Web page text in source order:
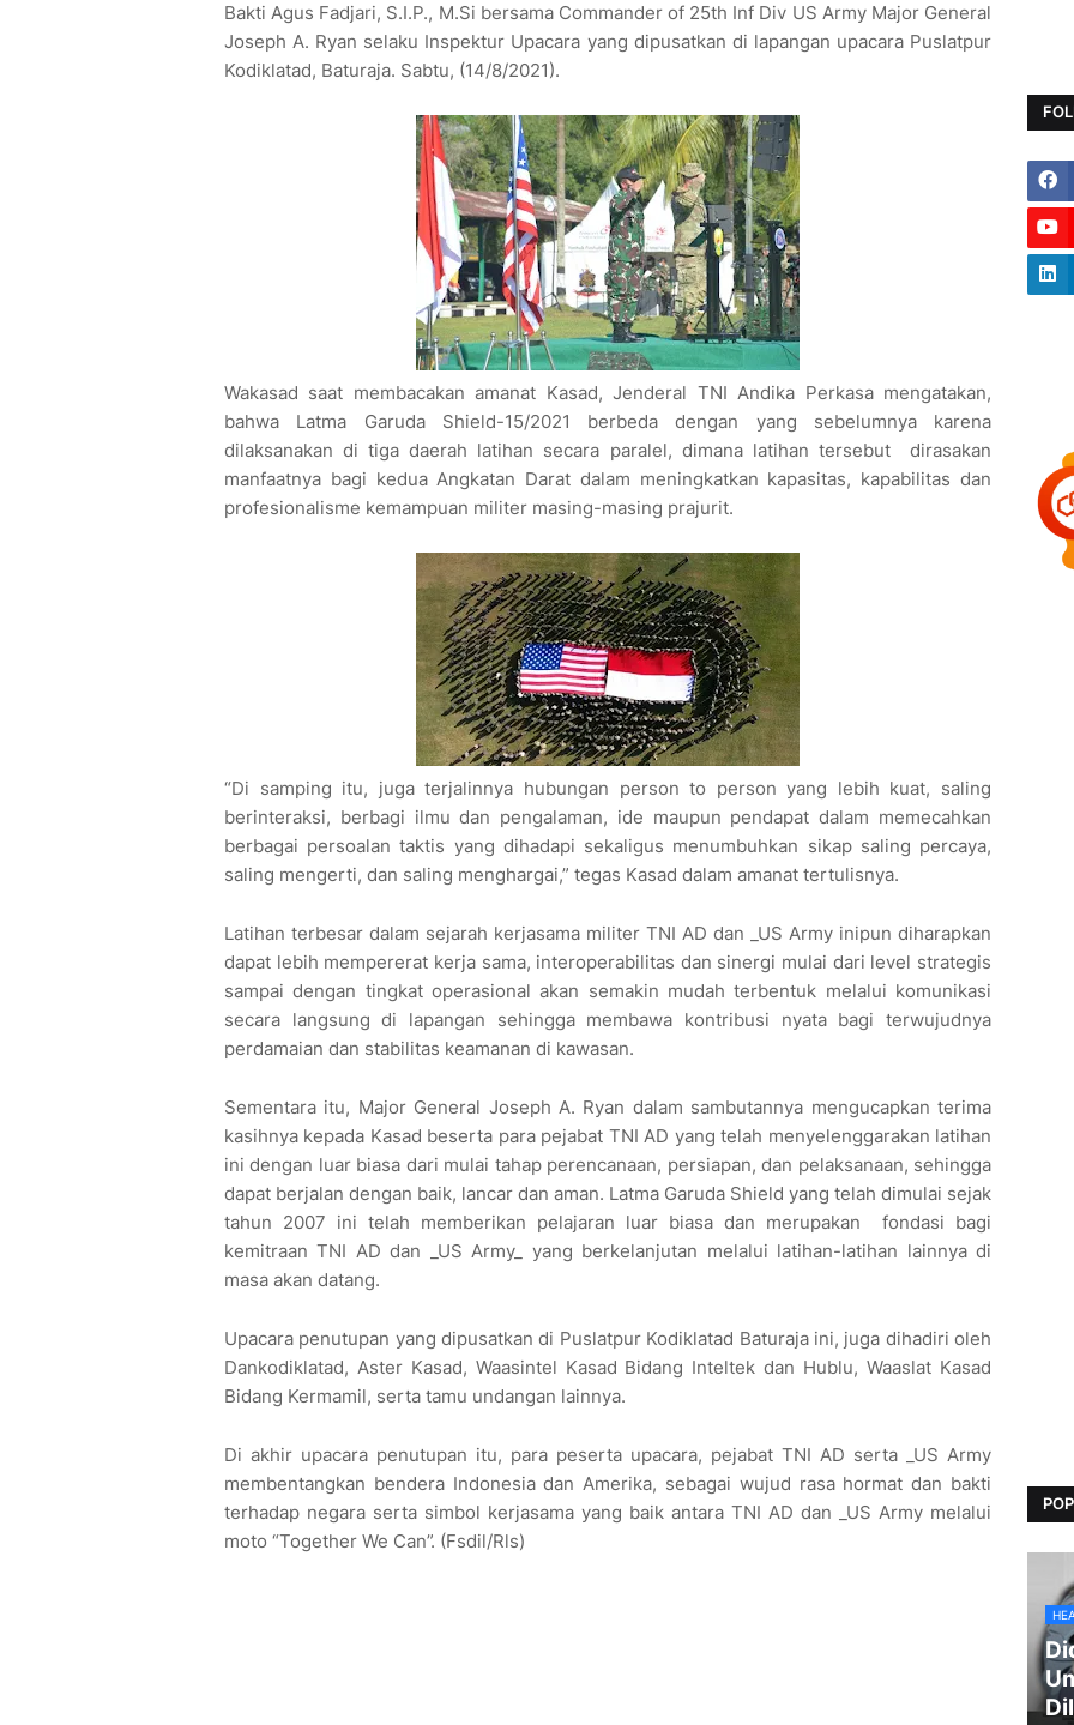
Bakti Agus Fadjari, S.I.P., M.Si bersama Commander of 25th Inf Div US Army Major General
Joseph A. Ryan selaku Inspektur Upacara yang dipusatkan di lapangan upacara Puslatpur
Kodiklatad, Baturaja. Sabtu, (14/8/2021).
Wakasad saat membacakan amanat Kasad, Jenderal TNI Andika Perkasa mengatakan,
bahwa Latma Garuda Shield-15/2021 berbeda dengan yang sebelumnya karena
dilaksanakan di tiga daerah latihan secara paralel, dimana latihan tersebut dirasakan
manfaatnya bagi kedua Angkatan Darat dalam meningkatkan kapasitas, kapabilitas dan
profesionalisme kemampuan militer masing-masing prajurit.
“Di samping itu, juga terjalinnya hubungan person to person yang lebih kuat, saling
berinteraksi, berbagi ilmu dan pengalaman, ide maupun pendapat dalam memecahkan
berbagai persoalan taktis yang dihadapi sekaligus menumbuhkan sikap saling percaya,
saling mengerti, dan saling menghargai,” tegas Kasad dalam amanat tertulisnya.
Latihan terbesar dalam sejarah kerjasama militer TNI AD dan _US Army inipun diharapkan
dapat lebih mempererat kerja sama, interoperabilitas dan sinergi mulai dari level strategis
sampai dengan tingkat operasional akan semakin mudah terbentuk melalui komunikasi
secara langsung di lapangan sehingga membawa kontribusi nyata bagi terwujudnya
perdamaian dan stabilitas keamanan di kawasan.
Sementara itu, Major General Joseph A. Ryan dalam sambutannya mengucapkan terima
kasihnya kepada Kasad beserta para pejabat TNI AD yang telah menyelenggarakan latihan
ini dengan luar biasa dari mulai tahap perencanaan, persiapan, dan pelaksanaan, sehingga
dapat berjalan dengan baik, lancar dan aman. Latma Garuda Shield yang telah dimulai sejak
tahun 2007 ini telah memberikan pelajaran luar biasa dan merupakan fondasi bagi
kemitraan TNI AD dan _US Army_ yang berkelanjutan melalui latihan-latihan lainnya di
masa akan datang.
Upacara penutupan yang dipusatkan di Puslatpur Kodiklatad Baturaja ini, juga dihadiri oleh
Dankodiklatad, Aster Kasad, Waasintel Kasad Bidang Inteltek dan Hublu, Waaslat Kasad
Bidang Kermamil, serta tamu undangan lainnya.
Di akhir upacara penutupan itu, para peserta upacara, pejabat TNI AD serta _US Army
membentangkan bendera Indonesia dan Amerika, sebagai wujud rasa hormat dan bakti
terhadap negara serta simbol kerjasama yang baik antara TNI AD dan _US Army melalui
moto “Together We Can”. (Fsdil/Rls)